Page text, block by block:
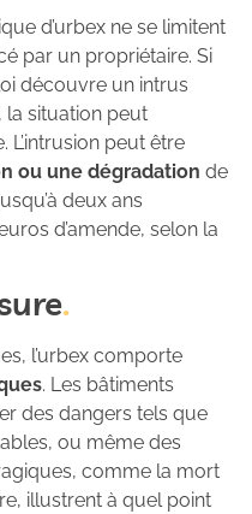
d’urbex ne se limitent
par un propriétaire. Si
découvre un intrus
la situation peut
peut être
ou une dégradation de
deux ans
d’amende, selon la
l’urbex comporte
. Les bâtiments
des dangers tels que
ou même des
comme la mort
illustrent à quel point